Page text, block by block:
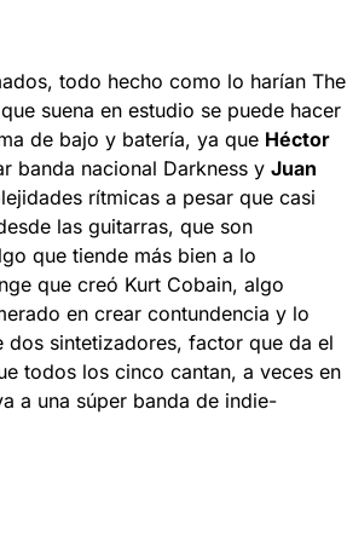
todo hecho como lo harían The
suena en estudio se puede hacer
de bajo y batería, ya que Héctor
banda nacional Darkness y Juan
rítmicas a pesar que casi
las guitarras, que son
que tiende más bien a lo
que creó Kurt Cobain, algo
en crear contundencia y lo
sintetizadores, factor que da el
todos los cinco cantan, a veces en
a una súper banda de indie-